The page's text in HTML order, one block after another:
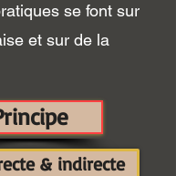
se font sur
et sur de la
& indirecte